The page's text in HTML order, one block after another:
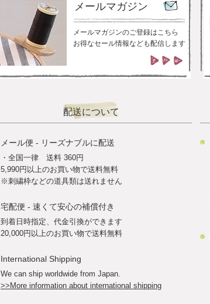
メールマガジン
メールマガジンのご登録はこちら
お得なセール情報なども配信します
配送について
メール便 - リーズナブルに配送
・全国一律 送料 360円
5,990円以上のお買い物で送料無料
※刺繍枠などの道具類は送れません
宅配便 - 速くて安心の補償付き
到着日時指定、代金引換ができます
20,000円以上のお買い物で送料無料
International Shipping
We can ship worldwide from Japan.
>>More information about international shipping